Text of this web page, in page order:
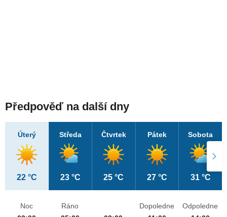
Předpověď na další dny
Úterý
22 °C
Středa
23 °C
Čtvrtek
25 °C
Pátek
27 °C
Sobota
31 °C
Noc
Ráno
Dopoledne
Odpoledne